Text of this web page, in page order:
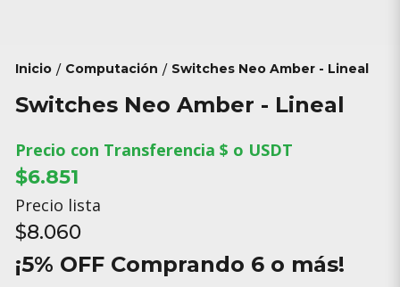
Inicio / Computación / Switches Neo Amber - Lineal
Switches Neo Amber - Lineal
Precio con Transferencia $ o USDT
$6.851
Precio lista
$8.060
¡5% OFF Comprando 6 o más!